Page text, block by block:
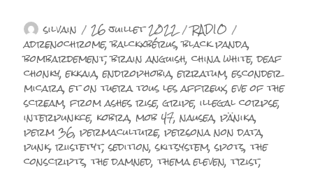
Auteur
silvain Publié
le
26 juillet 2022 Catégories
RADIO
adrenochrome,balckxbérus,black panda,
bombardement,brain anguish,china white,deaf
chonky,ekkaia,endrophobia,erratum,esconder
micara,et on tuera tous les affreux,eve of the
scream,from ashes rise,gripe,illegal corpse,
interpunkce, kobra,mob 47,nausea,pänika,
perm 36,permaculture,persona non data,
punk,riistetyt,sedition,skitsystem,spots,the
conscripts,the damned,thema eleven,trist,